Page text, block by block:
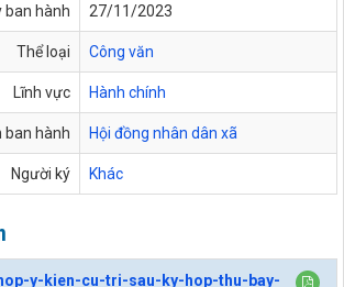
ban hành 27/11/2023
Thể loại Công văn
Lĩnh vực Hành chính
ban hành Hội đồng nhân dân xã
Người ký Khác
y-kien-cu-tri-sau-ky-hop-thu-bay-